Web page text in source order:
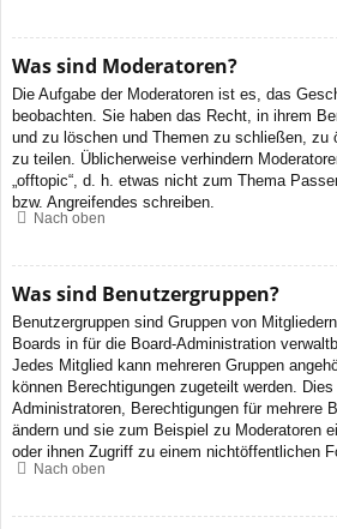
Was sind Moderatoren?
Die Aufgabe der Moderatoren ist es, das
beobachten. Sie haben das Recht, in ihrem
und zu löschen und Themen zu schließen, zu
zu teilen. Üblicherweise verhindern
„offtopic“, d. h. etwas nicht zum Thema
bzw. Angreifendes schreiben.
Nach oben
Was sind Benutzergruppen?
Benutzergruppen sind Gruppen von
Boards in für die Board-Administration
Jedes Mitglied kann mehreren Gruppen
können Berechtigungen zugeteilt werden.
Administratoren, Berechtigungen für mehrere
ändern und sie zum Beispiel zu Moderatoren
oder ihnen Zugriff zu einem nichtöffentlichen
Nach oben